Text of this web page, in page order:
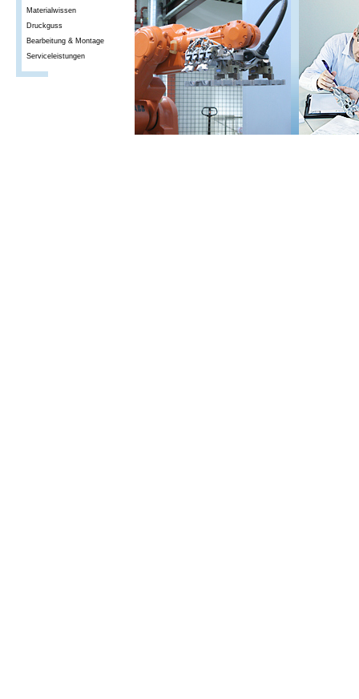
Materialwissen
Druckguss
Bearbeitung & Montage
Serviceleistungen